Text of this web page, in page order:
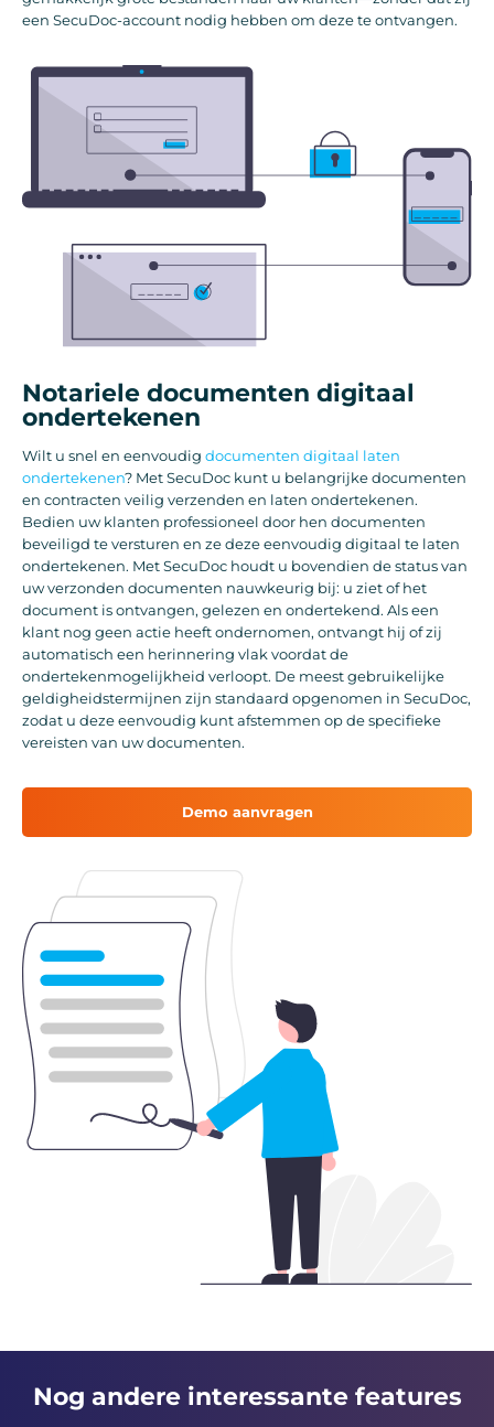
een SecuDoc-account nodig hebben om deze te ontvangen.
Notariele documenten digitaal
ondertekenen
Wilt u snel en eenvoudig documenten digitaal laten
ondertekenen? Met SecuDoc kunt u belangrijke documenten
en contracten veilig verzenden en laten ondertekenen.
Bedien uw klanten professioneel door hen documenten
beveiligd te versturen en ze deze eenvoudig digitaal te laten
ondertekenen. Met SecuDoc houdt u bovendien de status van
uw verzonden documenten nauwkeurig bij: u ziet of het
document is ontvangen, gelezen en ondertekend. Als een
klant nog geen actie heeft ondernomen, ontvangt hij of zij
automatisch een herinnering vlak voordat de
ondertekenmogelijkheid verloopt. De meest gebruikelijke
geldigheidstermijnen zijn standaard opgenomen in SecuDoc,
zodat u deze eenvoudig kunt afstemmen op de specifieke
vereisten van uw documenten.
Demo aanvragen
Nog andere interessante features